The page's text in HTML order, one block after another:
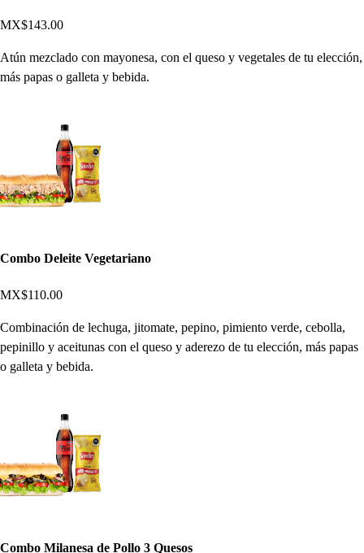
MX$143.00
Atún mezclado con mayonesa, con el queso y vegetales de tu elección,
más papas o galleta y bebida.
Combo Deleite Vegetariano
MX$110.00
Combinación de lechuga, jitomate, pepino, pimiento verde, cebolla,
pepinillo y aceitunas con el queso y aderezo de tu elección, más papas
o galleta y bebida.
Combo Milanesa de Pollo 3 Quesos